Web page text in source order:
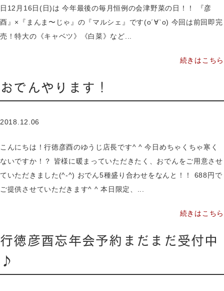
日12月16日(日)は 今年最後の毎月恒例の会津野菜の日！！ 『彦
酉』×『まんま〜じゃ』の『マルシェ』です(о´∀`о) 今回は前回即完
売！特大の《キャベツ》《白菜》など...
続きはこちら
おでんやります！
2018.12.06
こんにちは！行徳彦酉のゆうじ店長です^ ^ 今日めちゃくちゃ寒く
ないですか！？ 皆様に暖まっていただきたく、おでんをご用意させ
ていただきました(^-^) おでん5種盛り合わせをなんと！！ 688円で
ご提供させていただきます^ ^ 本日限定、...
続きはこちら
行徳彦酉忘年会予約まだまだ受付中
♪